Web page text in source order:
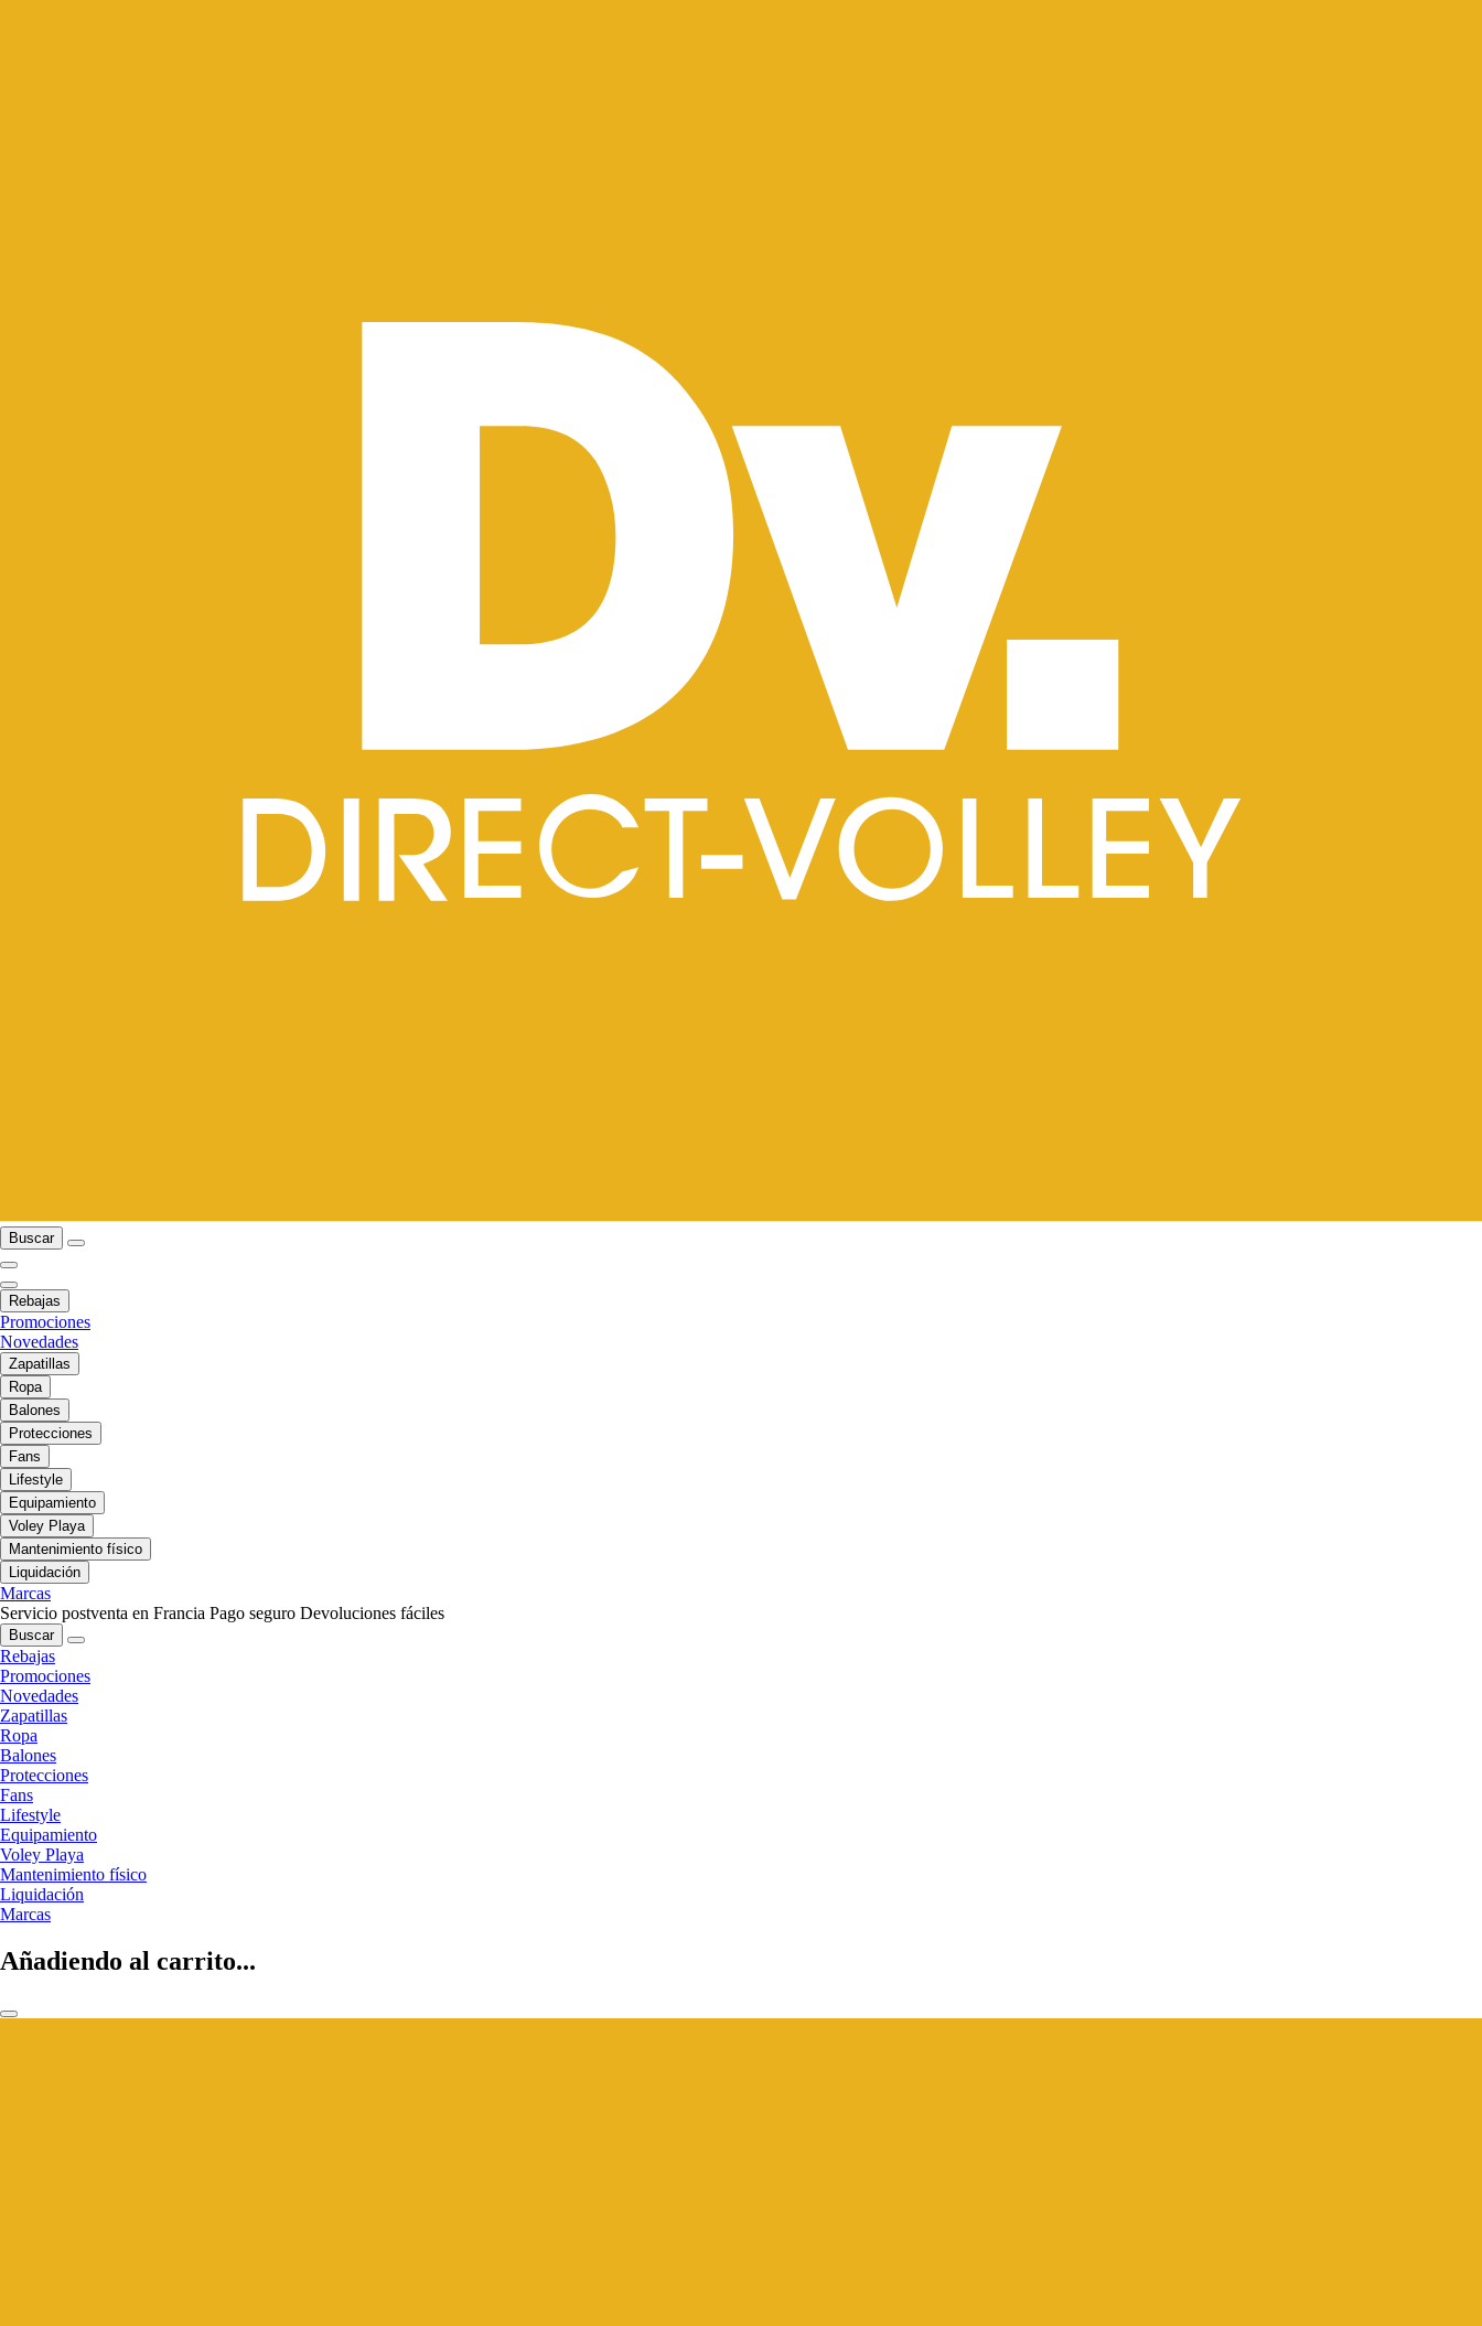
Buscar
Rebajas
Promociones
Novedades
Zapatillas
Ropa
Balones
Protecciones
Fans
Lifestyle
Equipamiento
Voley Playa
Mantenimiento físico
Liquidación
Marcas
Servicio postventa en Francia Pago seguro Devoluciones fáciles
Buscar
Rebajas
Promociones
Novedades
Zapatillas
Ropa
Balones
Protecciones
Fans
Lifestyle
Equipamiento
Voley Playa
Mantenimiento físico
Liquidación
Marcas
Añadiendo al carrito...